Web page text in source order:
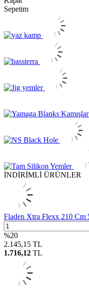
Sepetim
İNDİRİMLİ ÜRÜNLER
Fladen Xtra Flexx 210 Cm
%20
2.145,15 TL
1.716,12 TL